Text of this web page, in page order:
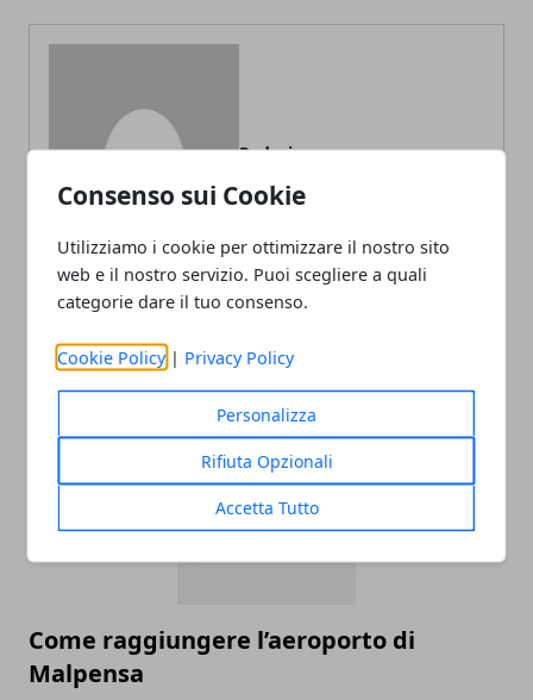
Consenso sui Cookie
Utilizziamo i cookie per ottimizzare il nostro sito
web e il nostro servizio. Puoi scegliere a quali
categorie dare il tuo consenso.
Cookie Policy | Privacy Policy
Personalizza
Rifiuta Opzionali
Accetta Tutto
Redazione
ARTICOLI CORRELATI
Come raggiungere l’aeroporto di
Malpensa